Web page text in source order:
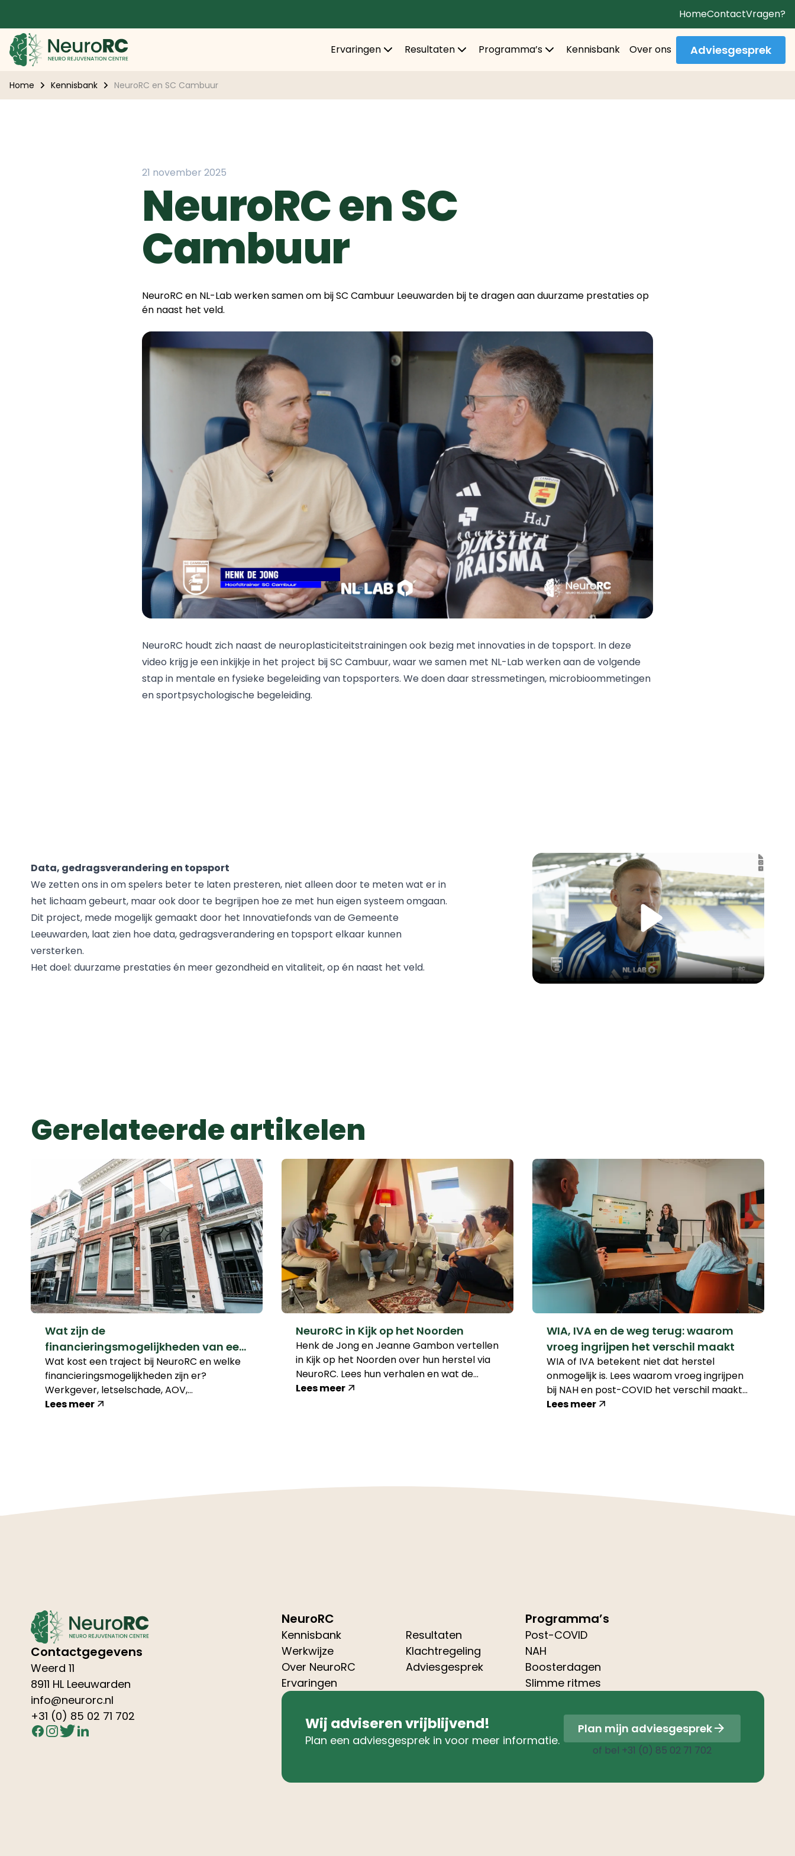
HomeContactVragen?
Ervaringen Resultaten Programma’s Kennisbank Over ons Adviesgesprek
Home Kennisbank NeuroRC en SC Cambuur
21 november 2025
NeuroRC en SC
Cambuur
NeuroRC en NL-Lab werken samen om bij SC Cambuur Leeuwarden bij te dragen aan duurzame prestaties op
én naast het veld.
NeuroRC houdt zich naast de neuroplasticiteitstrainingen ook bezig met innovaties in de topsport. In deze
video krijg je een inkijkje in het project bij SC Cambuur, waar we samen met NL-Lab werken aan de volgende
stap in mentale en fysieke begeleiding van topsporters. We doen daar stressmetingen, microbioommetingen
en sportpsychologische begeleiding.
Data, gedragsverandering en topsport
We zetten ons in om spelers beter te laten presteren, niet alleen door te meten wat er in
het lichaam gebeurt, maar ook door te begrijpen hoe ze met hun eigen systeem omgaan.
Dit project, mede mogelijk gemaakt door het Innovatiefonds van de Gemeente
Leeuwarden, laat zien hoe data, gedragsverandering en topsport elkaar kunnen
versterken.
Het doel: duurzame prestaties én meer gezondheid en vitaliteit, op én naast het veld.
Gerelateerde artikelen
Wat zijn de
financieringsmogelijkheden van een
NeuroRC-traject?
Wat kost een traject bij NeuroRC en welke
financieringsmogelijkheden zijn er?
Werkgever, letselschade, AOV,
belastingaftrek of betaling in termijnen.
Lees meer
NeuroRC in Kijk op het Noorden
Henk de Jong en Jeanne Gambon vertellen
in Kijk op het Noorden over hun herstel via
NeuroRC. Lees hun verhalen en wat de
cijfers laten zien.
Lees meer
WIA, IVA en de weg terug: waarom
vroeg ingrijpen het verschil maakt
WIA of IVA betekent niet dat herstel
onmogelijk is. Lees waarom vroeg ingrijpen
bij NAH en post-COVID het verschil maakt
en welke rol bedrijfsarts en
Lees meer
Contactgegevens
Weerd 11
8911 HL Leeuwarden
info@neurorc.nl
+31 (0) 85 02 71 702
NeuroRC
Kennisbank
Werkwijze
Over NeuroRC
Ervaringen
Resultaten
Klachtregeling
Adviesgesprek
Programma’s
Post-COVID
NAH
Boosterdagen
Slimme ritmes
Wij adviseren vrijblijvend!
Plan een adviesgesprek in voor meer informatie.
Plan mijn adviesgesprek
of bel +31 (0) 85 02 71 702